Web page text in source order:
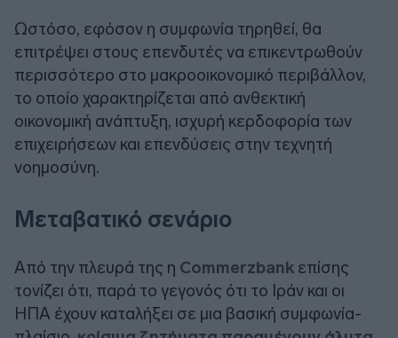
Ωστόσο, εφόσον η συμφωνία τηρηθεί, θα
επιτρέψει στους επενδυτές να επικεντρωθούν
περισσότερο στο μακροοικονομικό περιβάλλον,
το οποίο χαρακτηρίζεται από ανθεκτική
οικονομική ανάπτυξη, ισχυρή κερδοφορία των
επιχειρήσεων και επενδύσεις στην τεχνητή
νοημοσύνη.
Μεταβατικό σενάριο
Από την πλευρά της η Commerzbank επίσης
τονίζει ότι, παρά το γεγονός ότι το Ιράν και οι
ΗΠΑ έχουν καταλήξει σε μια βασική συμφωνία-